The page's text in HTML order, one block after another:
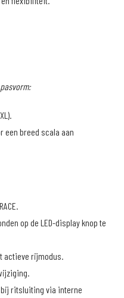
een breed scala aan
op de LED-display knop te
actieve rijmodus.
ritsluiting via interne